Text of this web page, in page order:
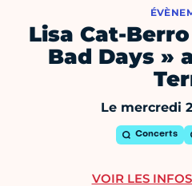
Lisa Cat-
Bad Days »
Le mercredi
Concerts
VOIR LES